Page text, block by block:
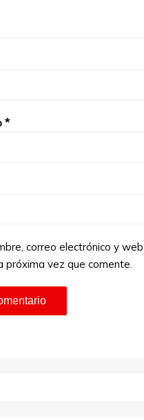
*
correo electrónico y
próxima vez que comente.